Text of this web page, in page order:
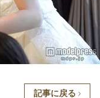
記事に戻る